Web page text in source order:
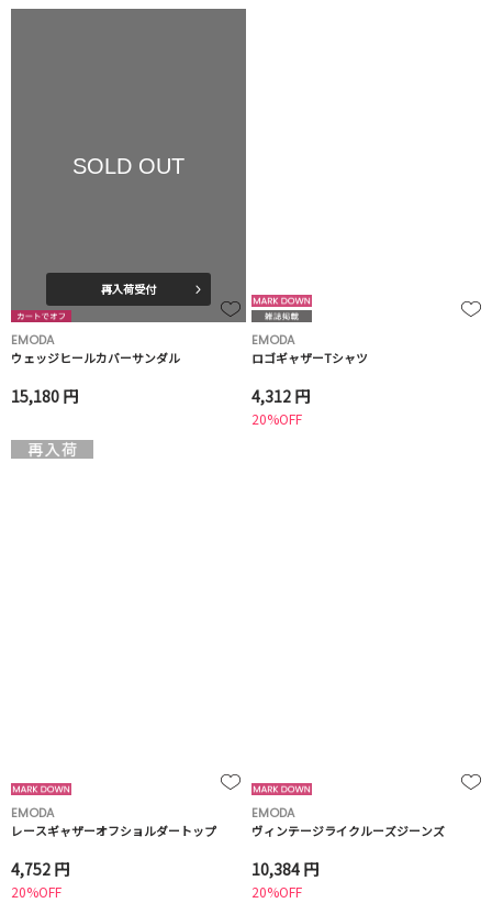
SOLD OUT
再入荷受付
EMODA
ウェッジヒールカバーサンダル
15,180 円
EMODA
ロゴギャザーTシャツ
4,312 円
20%OFF
EMODA
レースギャザーオフショルダートップ
4,752 円
20%OFF
EMODA
ヴィンテージライクルーズジーンズ
10,384 円
20%OFF